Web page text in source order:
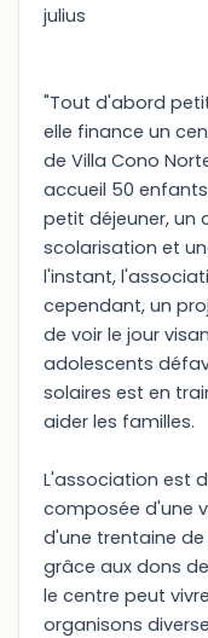
julius
"Tout d'abord
elle finance un
de Villa Cono
accueil 50
petit déjeuner, un
scolarisation et
l'instant,
cependant, un
de voir le jour
adolescents
solaires est en
aider les familles.
L'association est
composée d'une
d'une trentaine
grâce aux dons
le centre peut
organisons